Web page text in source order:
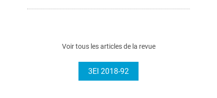
Voir tous les articles de la revue
3EI 2018-92